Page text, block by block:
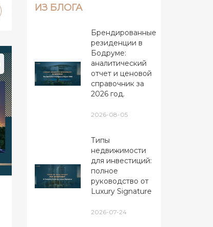
ИЗ БЛОГА
Брендированные
резиденции в
Бодруме:
аналитический
отчет и ценовой
справочник за
2026 год.
2026-08-05
Типы
недвижимости
для инвестиций:
полное
руководство от
Luxury Signature
2026-07-24